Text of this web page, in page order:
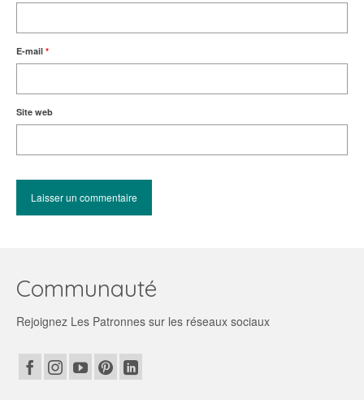
E-mail *
Site web
Communauté
Rejoignez Les Patronnes sur les réseaux sociaux